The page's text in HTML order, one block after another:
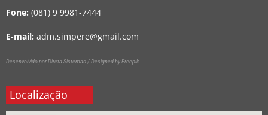
Fone: (081) 9 9981-7444
E-mail: adm.simpere@gmail.com
Desenvolvido por Direta Sistemas / Designed by Freepik
Localização